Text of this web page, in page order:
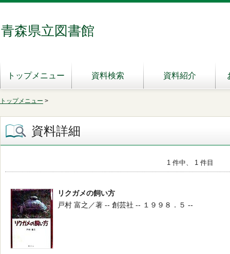
青森県立図書館
トップメニュー 資料検索 資料紹介
トップメニュー >
資料詳細
1 件中、 1 件目
リクガメの飼い方
戸村 富之／著 -- 創芸社 -- １９９８．５ --